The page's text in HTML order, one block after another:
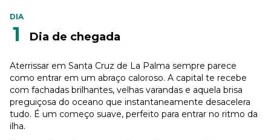
DIA
1 Dia de chegada
Aterrissar em Santa Cruz de La Palma sempre parece
como entrar em um abraço caloroso. A capital te recebe
com fachadas brilhantes, velhas varandas e aquela brisa
preguiçosa do oceano que instantaneamente desacelera
tudo. É um começo suave, perfeito para entrar no ritmo da
ilha.